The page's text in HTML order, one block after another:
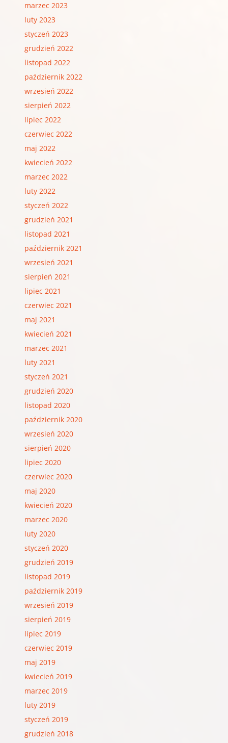
marzec 2023
luty 2023
styczeń 2023
grudzień 2022
listopad 2022
październik 2022
wrzesień 2022
sierpień 2022
lipiec 2022
czerwiec 2022
maj 2022
kwiecień 2022
marzec 2022
luty 2022
styczeń 2022
grudzień 2021
listopad 2021
październik 2021
wrzesień 2021
sierpień 2021
lipiec 2021
czerwiec 2021
maj 2021
kwiecień 2021
marzec 2021
luty 2021
styczeń 2021
grudzień 2020
listopad 2020
październik 2020
wrzesień 2020
sierpień 2020
lipiec 2020
czerwiec 2020
maj 2020
kwiecień 2020
marzec 2020
luty 2020
styczeń 2020
grudzień 2019
listopad 2019
październik 2019
wrzesień 2019
sierpień 2019
lipiec 2019
czerwiec 2019
maj 2019
kwiecień 2019
marzec 2019
luty 2019
styczeń 2019
grudzień 2018